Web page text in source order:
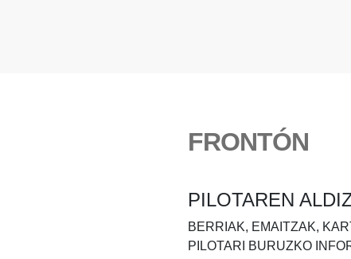
FRONTÓN
PILOTAREN
BERRIAK, EMAITZAK,
PILOTARI BURUZKO